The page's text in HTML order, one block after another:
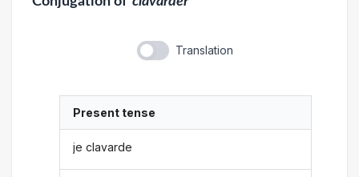
Translation
Present tense
je clavarde